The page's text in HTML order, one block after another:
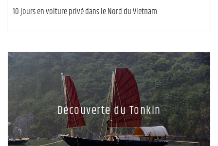
10 jours en voiture privé dans le Nord du Vietnam
Découverte du Tonkin